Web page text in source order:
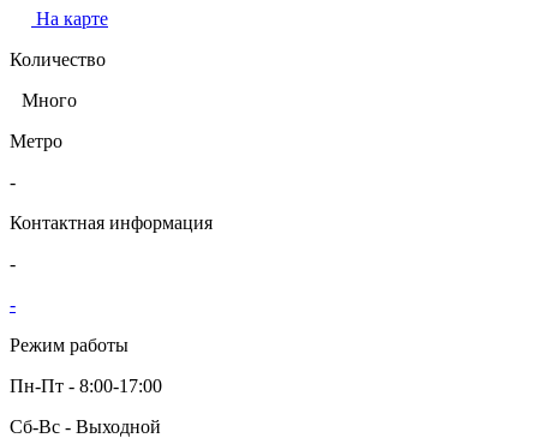
На карте
Количество
Много
Метро
-
Контактная информация
-
-
Режим работы
Пн-Пт - 8:00-17:00
Сб-Вс - Выходной